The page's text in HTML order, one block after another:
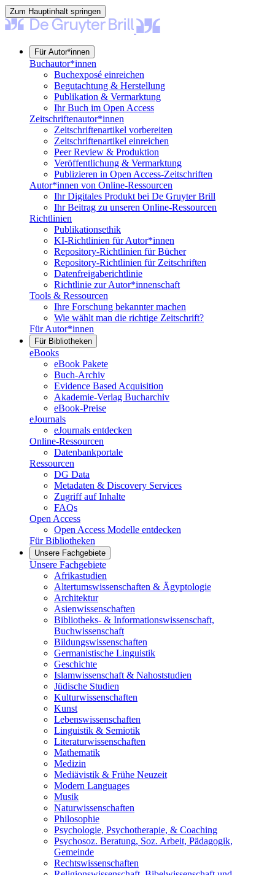
Zum Hauptinhalt springen
Für Autor*innen
Buchautor*innen
Buchexposé einreichen
Begutachtung & Herstellung
Publikation & Vermarktung
Ihr Buch im Open Access
Zeitschriftenautor*innen
Zeitschriftenartikel vorbereiten
Zeitschriftenartikel einreichen
Peer Review & Produktion
Veröffentlichung & Vermarktung
Publizieren in Open Access-Zeitschriften
Autor*innen von Online-Ressourcen
Ihr Digitales Produkt bei De Gruyter Brill
Ihr Beitrag zu unseren Online-Ressourcen
Richtlinien
Publikationsethik
KI-Richtlinien für Autor*innen
Repository-Richtlinien für Bücher
Repository-Richtlinien für Zeitschriften
Datenfreigaberichtlinie
Richtlinie zur Autor*innenschaft
Tools & Ressourcen
Ihre Forschung bekannter machen
Wie wählt man die richtige Zeitschrift?
Für Autor*innen
Für Bibliotheken
eBooks
eBook Pakete
Buch-Archiv
Evidence Based Acquisition
Akademie-Verlag Bucharchiv
eBook-Preise
eJournals
eJournals entdecken
Online-Ressourcen
Datenbankportale
Ressourcen
DG Data
Metadaten & Discovery Services
Zugriff auf Inhalte
FAQs
Open Access
Open Access Modelle entdecken
Für Bibliotheken
Unsere Fachgebiete
Unsere Fachgebiete
Afrikastudien
Altertumswissenschaften & Ägyptologie
Architektur
Asienwissenschaften
Bibliotheks- & Informationswissenschaft,
Buchwissenschaft
Bildungswissenschaften
Germanistische Linguistik
Geschichte
Islamwissenschaft & Nahoststudien
Jüdische Studien
Kulturwissenschaften
Kunst
Lebenswissenschaften
Linguistik & Semiotik
Literaturwissenschaften
Mathematik
Medizin
Mediävistik & Frühe Neuzeit
Modern Languages
Musik
Naturwissenschaften
Philosophie
Psychologie, Psychotherapie, & Coaching
Psychosoz. Beratung, Soz. Arbeit, Pädagogik,
Gemeinde
Rechtswissenschaften